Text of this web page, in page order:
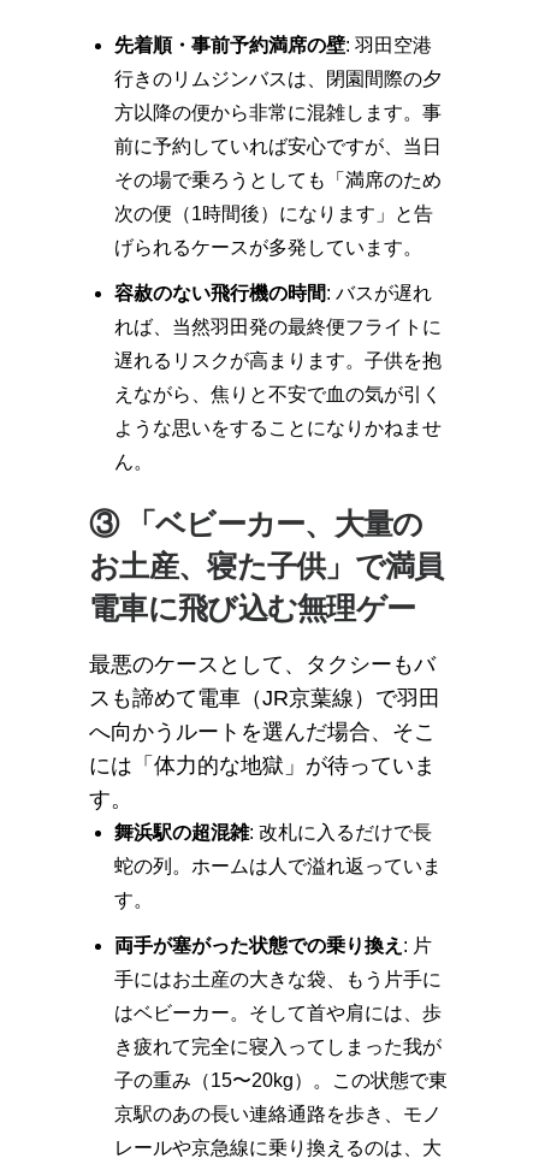
先着順・事前予約満席の壁: 羽田空港
行きのリムジンバスは、閉園間際の夕
方以降の便から非常に混雑します。事
前に予約していれば安心ですが、当日
その場で乗ろうとしても「満席のため
次の便（1時間後）になります」と告
げられるケースが多発しています。
容赦のない飛行機の時間: バスが遅れ
れば、当然羽田発の最終便フライトに
遅れるリスクが高まります。子供を抱
えながら、焦りと不安で血の気が引く
ような思いをすることになりかねませ
ん。
③ 「ベビーカー、大量の
お土産、寝た子供」で満員
電車に飛び込む無理ゲー
最悪のケースとして、タクシーもバ
スも諦めて電車（JR京葉線）で羽田
へ向かうルートを選んだ場合、そこ
には「体力的な地獄」が待っていま
す。
舞浜駅の超混雑: 改札に入るだけで長
蛇の列。ホームは人で溢れ返っていま
す。
両手が塞がった状態での乗り換え : 片
手にはお土産の大きな袋、もう片手に
はベビーカー。そして首や肩には、歩
き疲れて完全に寝入ってしまった我が
子の重み（15〜20kg）。この状態で東
京駅のあの長い連絡通路を歩き、モノ
レールや京急線に乗り換えるのは、大